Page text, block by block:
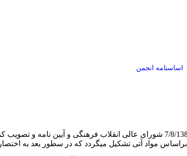
اساسنامه انجمن
براساس مواد آتی تشکیل میگردد که در سطور بعد به اختصار